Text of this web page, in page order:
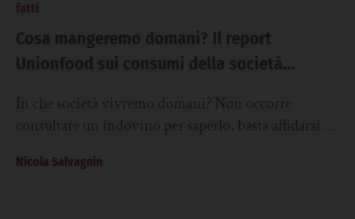
fatti
Cosa mangeremo domani? Il report
Unionfood sui consumi della società
In che società vivremo domani? Non occorre
consultare un indovino per saperlo, basta affidarsi a
Nicola Salvagnin